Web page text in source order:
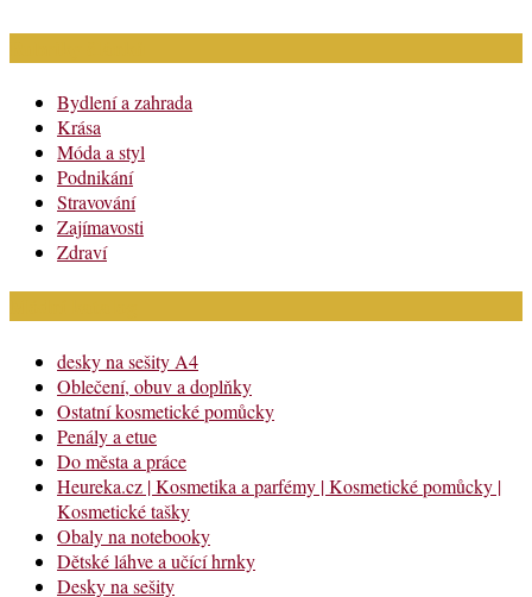
Bydlení a zahrada
Krása
Móda a styl
Podnikání
Stravování
Zajímavosti
Zdraví
desky na sešity A4
Oblečení, obuv a doplňky
Ostatní kosmetické pomůcky
Penály a etue
Do města a práce
Heureka.cz | Kosmetika a parfémy | Kosmetické pomůcky |
Kosmetické tašky
Obaly na notebooky
Dětské láhve a učící hrnky
Desky na sešity